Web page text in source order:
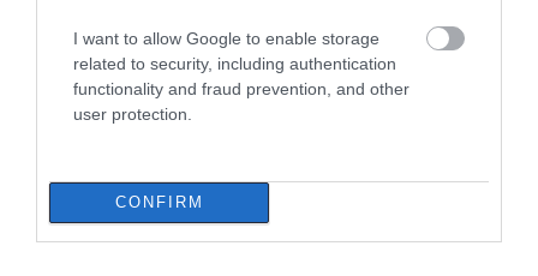
I want to allow Google to enable storage
related to security, including authentication
functionality and fraud prevention, and other
user protection.
CONFIRM
12.05.2021 | 12:40